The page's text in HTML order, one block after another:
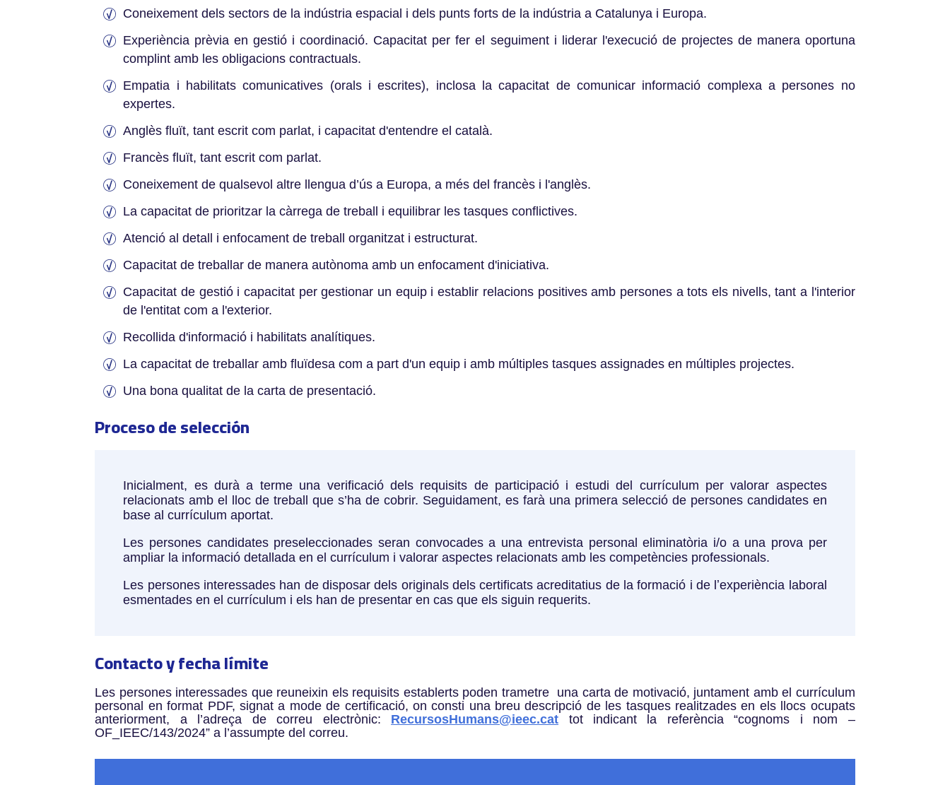
Coneixement dels sectors de la indústria espacial i dels punts forts de la indústria a Catalunya i Europa.
Experiència prèvia en gestió i coordinació. Capacitat per fer el seguiment i liderar l'execució de projectes de manera oportuna
complint amb les obligacions contractuals.
Empatia i habilitats comunicatives (orals i escrites), inclosa la capacitat de comunicar informació complexa a persones no
expertes.
Anglès fluït, tant escrit com parlat, i capacitat d'entendre el català.
Francès fluït, tant escrit com parlat.
Coneixement de qualsevol altre llengua d’ús a Europa, a més del francès i l'anglès.
La capacitat de prioritzar la càrrega de treball i equilibrar les tasques conflictives.
Atenció al detall i enfocament de treball organitzat i estructurat.
Capacitat de treballar de manera autònoma amb un enfocament d'iniciativa.
Capacitat de gestió i capacitat per gestionar un equip i establir relacions positives amb persones a tots els nivells, tant a l'interior
de l'entitat com a l'exterior.
Recollida d'informació i habilitats analítiques.
La capacitat de treballar amb fluïdesa com a part d'un equip i amb múltiples tasques assignades en múltiples projectes.
Una bona qualitat de la carta de presentació.
Proceso de selección
Inicialment, es durà a terme una verificació dels requisits de participació i estudi del currículum per valorar aspectes
relacionats amb el lloc de treball que s’ha de cobrir. Seguidament, es farà una primera selecció de persones candidates en
base al currículum aportat.
Les persones candidates preseleccionades seran convocades a una entrevista personal eliminatòria i/o a una prova per
ampliar la informació detallada en el currículum i valorar aspectes relacionats amb les competències professionals.
Les persones interessades han de disposar dels originals dels certificats acreditatius de la formació i de lʼexperiència laboral
esmentades en el currículum i els han de presentar en cas que els siguin requerits.
Contacto y fecha límite
Les persones interessades que reuneixin els requisits establerts poden trametre una carta de motivació, juntament amb el currículum
personal en format PDF, signat a mode de certificació, on consti una breu descripció de les tasques realitzades en els llocs ocupats
anteriorment, a l’adreça de correu electrònic: RecursosHumans@ieec.cat tot indicant la referència “cognoms i nom –
OF_IEEC/143/2024” a l’assumpte del correu.